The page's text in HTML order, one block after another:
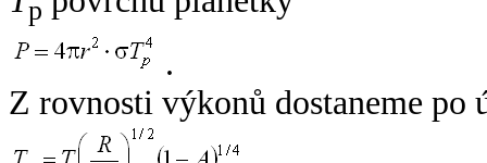
p
.
Z rovnosti výkonů dostaneme po